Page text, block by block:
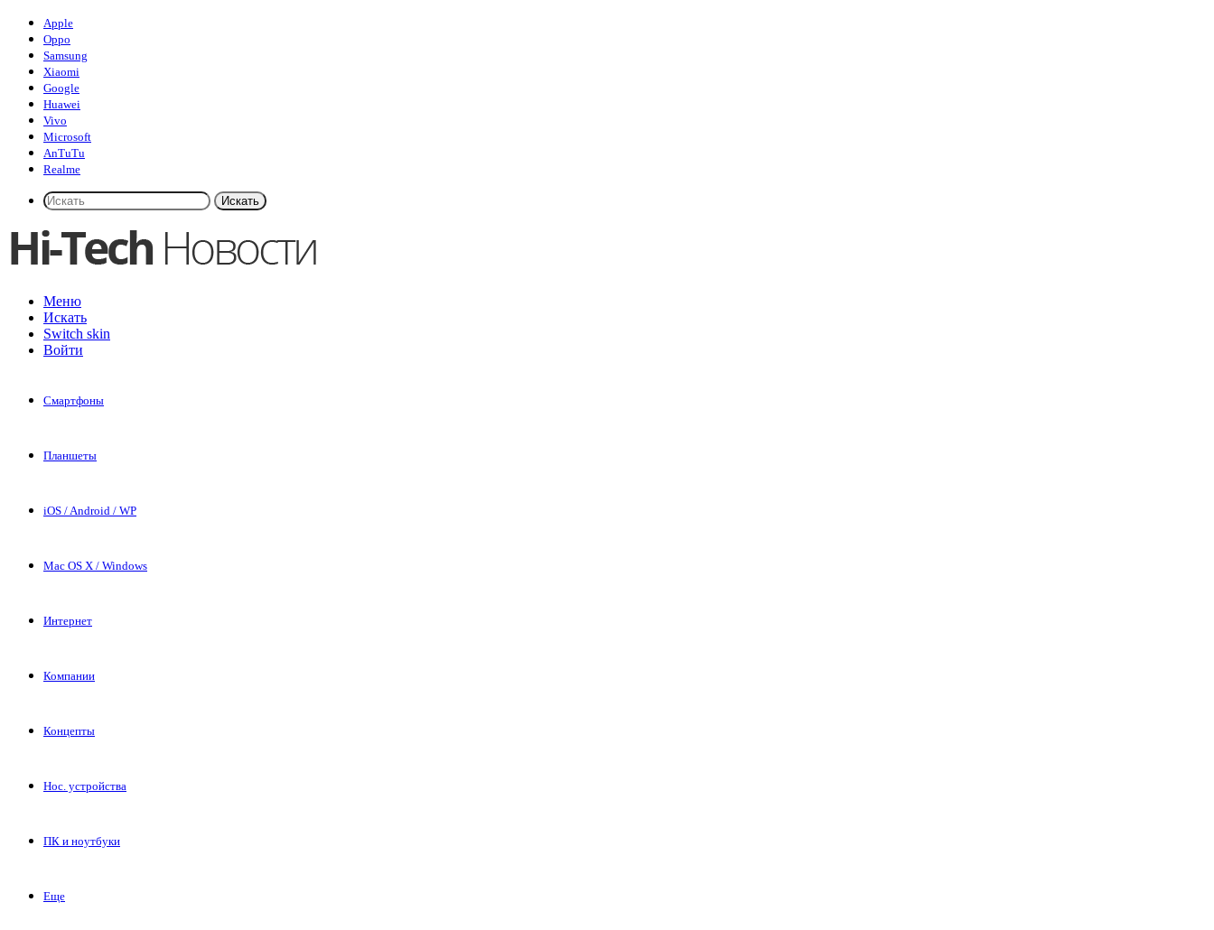
Apple
Oppo
Samsung
Xiaomi
Google
Huawei
Vivo
Microsoft
AnTuTu
Realme
Искать
Меню
Искать
Switch skin
Войти
Смартфоны
Планшеты
iOS / Android / WP
Mac OS X / Windows
Интернет
Компании
Концепты
Нос. устройства
ПК и ноутбуки
Еще